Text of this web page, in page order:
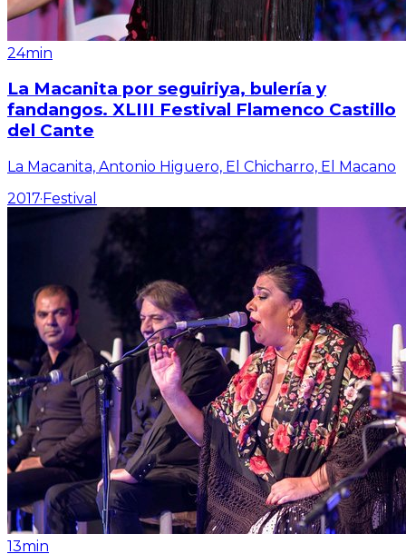
24min
La Macanita por seguiriya, bulería y
fandangos. XLIII Festival Flamenco Castillo
del Cante
La Macanita, Antonio Higuero, El Chicharro, El Macano
2017· Festival
13min